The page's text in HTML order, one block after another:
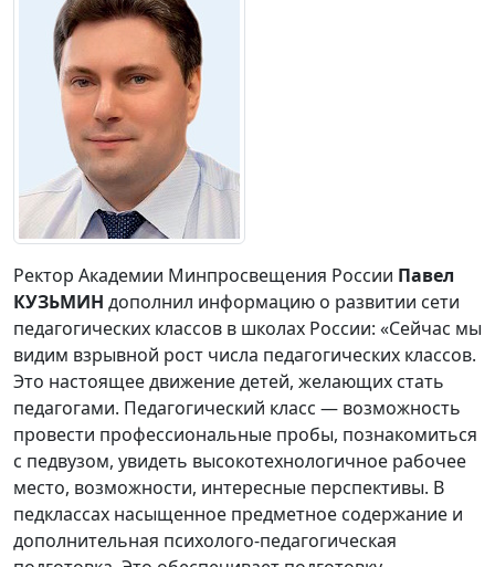
Ректор Академии Минпросвещения России Павел
КУЗЬМИН дополнил информацию о развитии сети
педагогических классов в школах России: «Сейчас мы
видим взрывной рост числа педагогических классов.
Это настоящее движение детей, желающих стать
педагогами. Педагогический класс — возможность
провести профессиональные пробы, познакомиться
с педвузом, увидеть высокотехнологичное рабочее
место, возможности, интересные перспективы. В
педклассах насыщенное предметное содержание и
дополнительная психолого-педагогическая